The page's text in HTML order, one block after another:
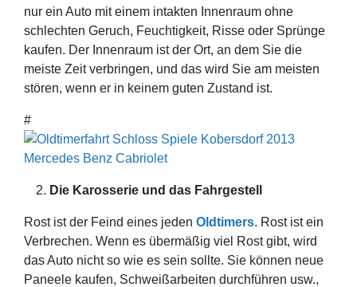
nur ein Auto mit einem intakten Innenraum ohne
schlechten Geruch, Feuchtigkeit, Risse oder Sprünge
kaufen. Der Innenraum ist der Ort, an dem Sie die
meiste Zeit verbringen, und das wird Sie am meisten
stören, wenn er in keinem guten Zustand ist.
#
Die Karosserie und das Fahrgestell
Rost ist der Feind eines jeden Oldtimers. Rost ist ein
Verbrechen. Wenn es übermäßig viel Rost gibt, wird
das Auto nicht so wie es sein sollte. Sie können neue
Paneele kaufen, Schweißarbeiten durchführen usw.,